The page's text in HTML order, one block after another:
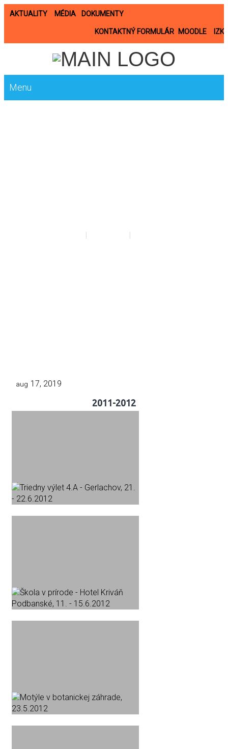
AKTUALITY MÉDIA DOKUMENTY
IZK
MOODLE
KONTAKTNÝ FORMULÁR
Menu
| |
aug 17, 2019
2011-2012